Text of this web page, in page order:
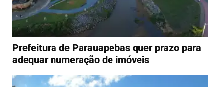
Prefeitura de Parauapebas quer prazo para
adequar numeração de imóveis